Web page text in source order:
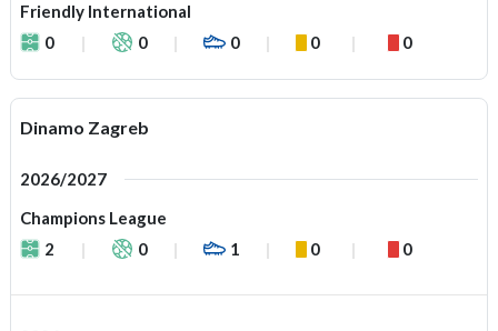
Friendly International
0
0 0 0 0
Dinamo Zagreb
2026/2027
Champions League
2
0 1 0 0